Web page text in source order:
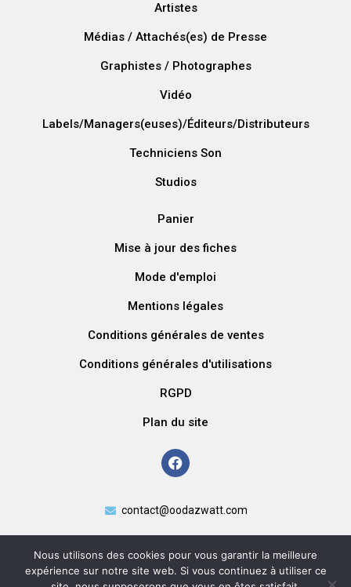
Artistes
Médias / Attachés(es) de Presse
Graphistes / Photographes
Vidéo
Labels/Managers(euses)/Éditeurs/Distributeurs
Techniciens Son
Studios
Panier
Mise à jour des fiches
Mode d'emploi
Mentions légales
Conditions générales de ventes
Conditions générales d'utilisations
RGPD
Plan du site
contact@oodazwatt.com
Nous utilisons des cookies pour vous garantir la meilleure
expérience sur notre site web. Si vous continuez à utiliser ce